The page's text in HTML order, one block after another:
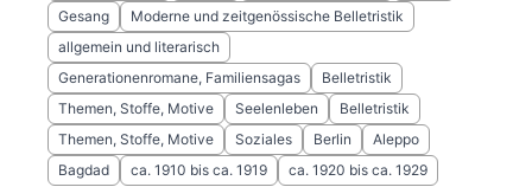
Gesang
Moderne und zeitgenössische Belletristik
allgemein und literarisch
Generationenromane, Familiensagas
Belletristik
Themen, Stoffe, Motive
Seelenleben
Belletristik
Themen, Stoffe, Motive
Soziales Berlin
Aleppo
Bagdad
ca. 1910 bis ca. 1919 ca. 1920 bis ca. 1929